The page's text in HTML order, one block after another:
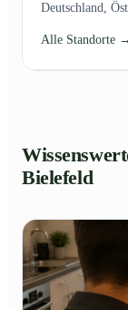
Deutschland,
Alle Standorte →
Bielefeld